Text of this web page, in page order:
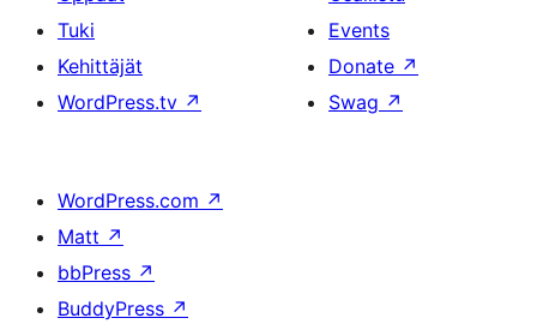
Tuki
Kehittäjät
WordPress.tv ↗
Events
Donate ↗
Swag ↗
WordPress.com ↗
Matt ↗
bbPress ↗
BuddyPress ↗